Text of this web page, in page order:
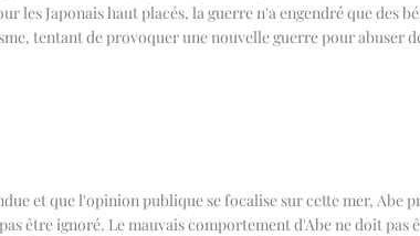
les Japonais haut placés, la guerre n'a engendré que
tentant de provoquer une nouvelle guerre pour abuser
et que l'opinion publique se focalise sur cette mer, Abe
être ignoré. Le mauvais comportement d'Abe ne doit